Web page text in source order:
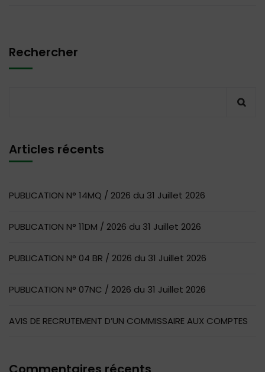
Rechercher
Articles récents
PUBLICATION N° 14MQ / 2026 du 31 Juillet 2026
PUBLICATION N° 11DM / 2026 du 31 Juillet 2026
PUBLICATION N° 04 BR / 2026 du 31 Juillet 2026
PUBLICATION N° 07NC / 2026 du 31 Juillet 2026
AVIS DE RECRUTEMENT D’UN COMMISSAIRE AUX COMPTES